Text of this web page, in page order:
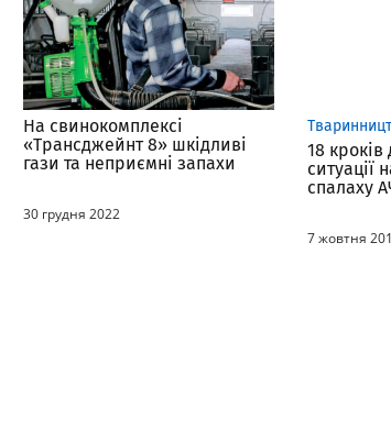
На свинокомплексі
«Трансджейнт 8» шкідливі
гази та неприємні запахи
30 грудня 2022
18
ситуації
спалаху
7 жовтня